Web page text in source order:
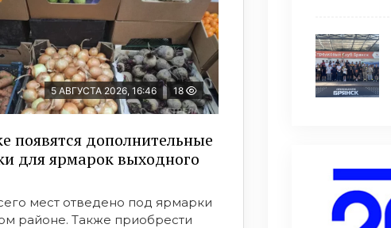
5 АВГУСТА 2026, 16:46 18
появятся дополнительные
для ярмарок выходного
мест отведено под ярмарки
районе. Также приобрести